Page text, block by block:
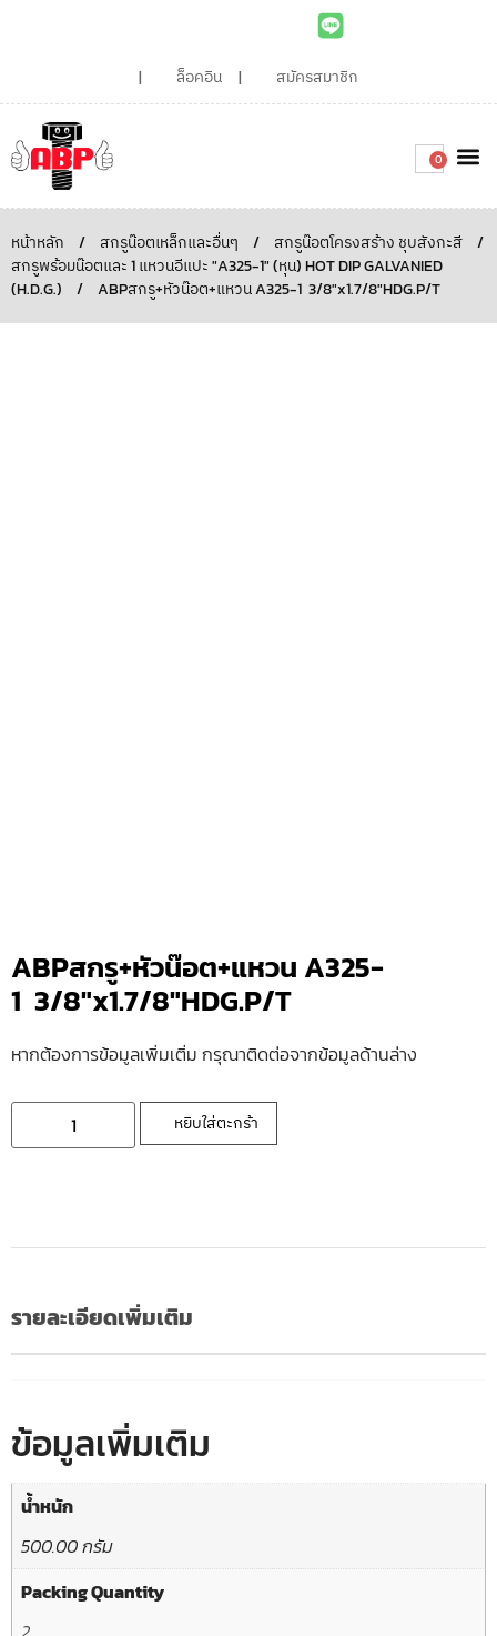
ล็อคอิน สมัครสมาชิก
0
หน้าหลัก / สกรูน๊อตเหล็กและอื่นๆ / สกรูน๊อตโครงสร้าง ชุบสังกะสี
/
สกรูพร้อมน๊อตและ 1 แหวนอีแปะ "A325-1" (หุน) HOT DIP GALVANIED
(H.D.G.)
/ ABPสกรู+หัวน๊อต+แหวน A325-1 3/8″x1.7/8″HDG.P/T
ABPสกรู+หัวน๊อต+แหวน A325-
1 3/8″x1.7/8″HDG.P/T
หากต้องการข้อมูลเพิ่มเติ่ม กรุณาติดต่อจากข้อมูลด้านล่าง
หยิบใส่ตะกร้า
รายละเอียดเพิ่มเติม
ข้อมูลเพิ่มเติม
น้ำหนัก
500.00 กรัม
Packing Quantity